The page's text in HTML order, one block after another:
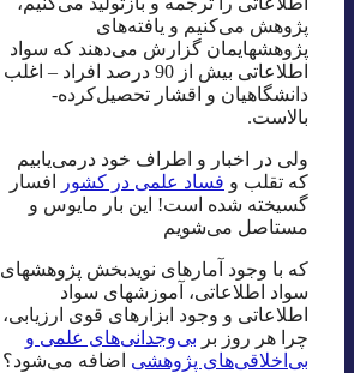
پژوهش می‌کنیم و یافته‌های
پژوهشهایمان گزارش می‌دهند که سواد
اطلاعاتی بیش از 90 درصد افراد – اغلب
دانشگاهیان و اقشار تحصیل‌کرده-
بالاست.
ولی در اخبار و اطراف خود درمی‌یابیم
که تقلب و فساد علمی در کشور
افسار
گسیخته شده است! این‌ بار مایوس و
مستاصل می‌شویم
که با وجود آمارهای نویدبخش پژوهشهای
سواد اطلاعاتی، آموزشهای سواد
اطلاعاتی و وجود ابزارهای قوی ارزیابی،
چرا هر روز بر بی‌وجدانی‌های علمی و
بی‌اخلاقی‌های پژوهشی اضافه می‌شود؟